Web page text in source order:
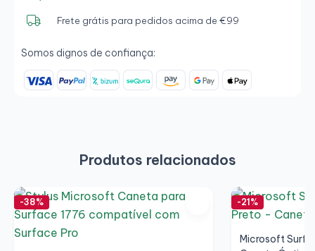
Frete grátis para pedidos acima de €99
Somos dignos de confiança:
Produtos relacionados
-38% -21%
Microsoft